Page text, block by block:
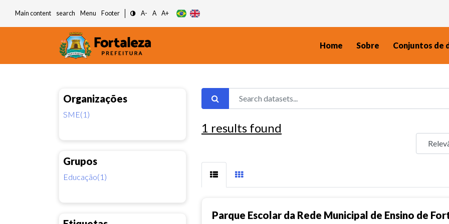
Main content search Menu Footer A- A A+
Home Sobre Conjuntos de
Organizações
SME(1)
Grupos
Educação(1)
1 results found
Parque Escolar da Rede Municipal de Ensino de